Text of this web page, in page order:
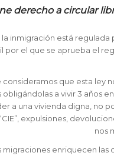
derecho a circular
la inmigración está
por el que se aprueba el
que esta ley
obligándolas a vivir 3 años
a una vivienda digna, no
expulsiones,
nos
migraciones enriquecen las